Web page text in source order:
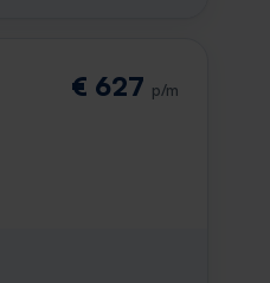
€ 627 p/m